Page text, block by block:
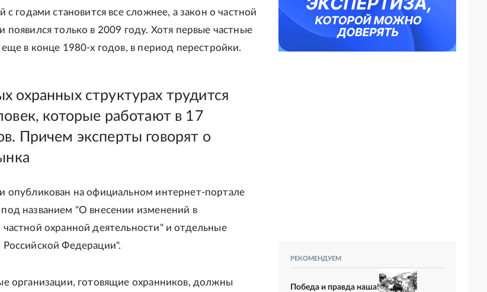
с годами становится все сложнее, а закон о частной
появился только в 2009 году. Хотя первые частные
в конце 1980-х годов, в период перестройки.
охранных структурах трудится
которые работают в 17
Причем эксперты говорят о
опубликован на официальном интернет-портале
названием "О внесении изменений в
охранной деятельности" и отдельные
Федерации".
организации, готовящие охранников, должны
РЕКОМЕНДУЕМ
Победа и правда наша!